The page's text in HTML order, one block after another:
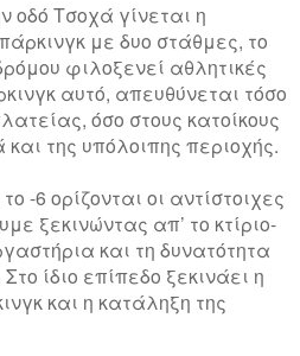
οδό Τσοχά γίνεται η
με δυο στάθμες, το
φιλοξενεί αθλητικές
αυτό, απευθύνεται τόσο
όσο στους κατοίκους
της υπόλοιπης περιοχής.
-6 ορίζονται οι αντίστοιχες
ξεκινώντας απ’ το κτίριο-
και τη δυνατότητα
ίδιο επίπεδο ξεκινάει η
και η κατάληξη της